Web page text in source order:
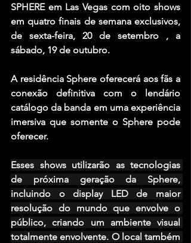
SPHERE em Las Vegas com oito shows
em quatro finais de semana exclusivos,
de sexta-feira, 20 de setembro , a
sábado, 19 de outubro.
A residência Sphere oferecerá aos fãs a
conexão definitiva com o lendário
catálogo da banda em uma experiência
imersiva que somente o Sphere pode
oferecer.
Esses shows utilizarão as tecnologias
de próxima geração da Sphere,
incluindo o display LED de maior
resolução do mundo que envolve o
público, criando um ambiente visual
totalmente envolvente. O local também